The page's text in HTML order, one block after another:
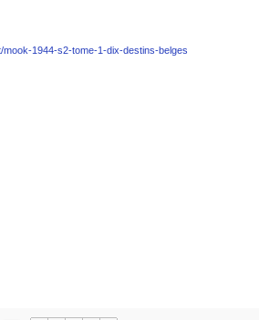
1944-s2-tome-1-dix-destins-belges